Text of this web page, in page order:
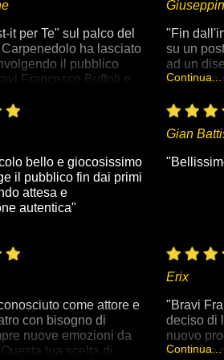
situazioni
battute
racconti
ogni
delle
Un
che
nuove
it per Te" sul palco del
Carpenedolo ha lasciato
il pubblico
Francesco Buffoli e
e divertente,
spettatori. Un grazie a
per la proposta
e al Comune
(BS) per il patrocinio,
per l'articolo sul
"Fin
su un
ad un
qualcosa
ad una
portano
magico,
con le
"trucco",
maestria
sorta di
appaga. "
Continua...
bello e giocosissimo
il pubblico fin dai primi
attesa e
autentica"
Gian
come attore e
con bisogno di
nuove emozioni da
tua scelta di
Erix
"Bravi
deciso di
nuovo
première
Continua...